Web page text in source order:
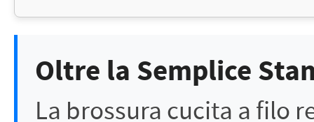
Oltre la Semplice
La brossura cucita a filo